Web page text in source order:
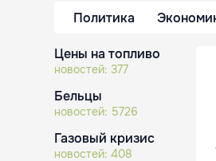
Политика
Цены на топливо
новостей: 377
Бельцы
новостей: 5726
Газовый кризис
новостей: 408